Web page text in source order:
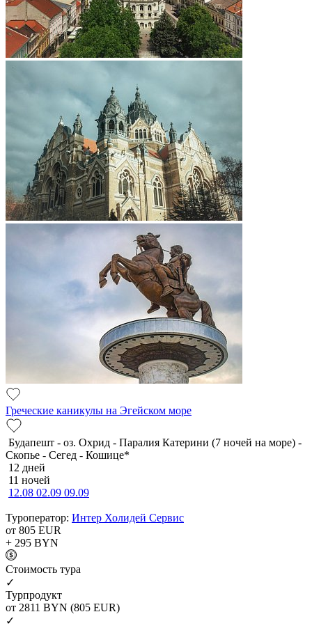
Греческие каникулы на Эгейском море
Будапешт - оз. Охрид - Паралия Катерини (7 ночей на море) -
Скопье - Сегед - Кошице*
12 дней
11 ночей
12.08 02.09 09.09
Туроператор: Интер Холидей Сервис
от 805 EUR
+ 295 BYN
Cтоимость тура
✓
Турпродукт
от 2811 BYN (805 EUR)
✓